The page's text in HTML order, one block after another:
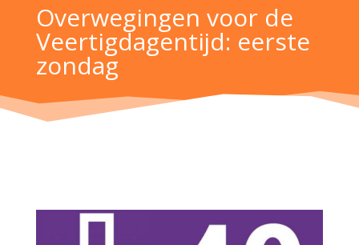
Overwegingen voor de
Veertigdagentijd: eerste
zondag